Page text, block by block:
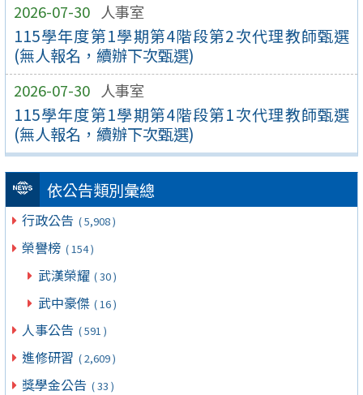
2026-07-30 人事室
115學年度第1學期第4階段第2次代理教師甄選
(無人報名，續辦下次甄選)
2026-07-30 人事室
115學年度第1學期第4階段第1次代理教師甄選
(無人報名，續辦下次甄選)
依公告類別彙總
行政公告 ( 5,908 )
榮譽榜 ( 154 )
武漢榮耀 ( 30 )
武中豪傑 ( 16 )
人事公告 ( 591 )
進修研習 ( 2,609 )
獎學金公告 ( 33 )